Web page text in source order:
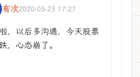
有次2020-03-23 17:27
，以后多沟通，今天股票
，心态崩了。